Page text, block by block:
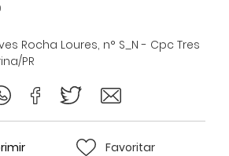
Rocha Loures, n° S_N - Cpc Tres
PR
Favoritar